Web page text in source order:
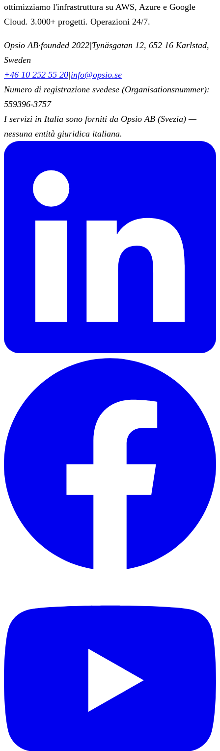
ottimizziamo l'infrastruttura su AWS, Azure e Google
Cloud. 3.000+ progetti. Operazioni 24/7.
Opsio AB·founded 2022|Tynäsgatan 12, 652 16 Karlstad,
Sweden
+46 10 252 55 20|info@opsio.se
Numero di registrazione svedese (Organisationsnummer):
559396-3757
I servizi in Italia sono forniti da Opsio AB (Svezia) —
nessuna entità giuridica italiana.